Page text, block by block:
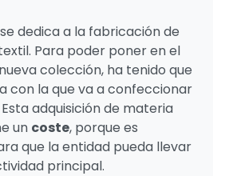
dedica a la fabricación de
Para poder poner en el
colección, ha tenido que
con la que va a confeccionar
adquisición de materia
un coste, porque es
que la entidad pueda llevar
principal.